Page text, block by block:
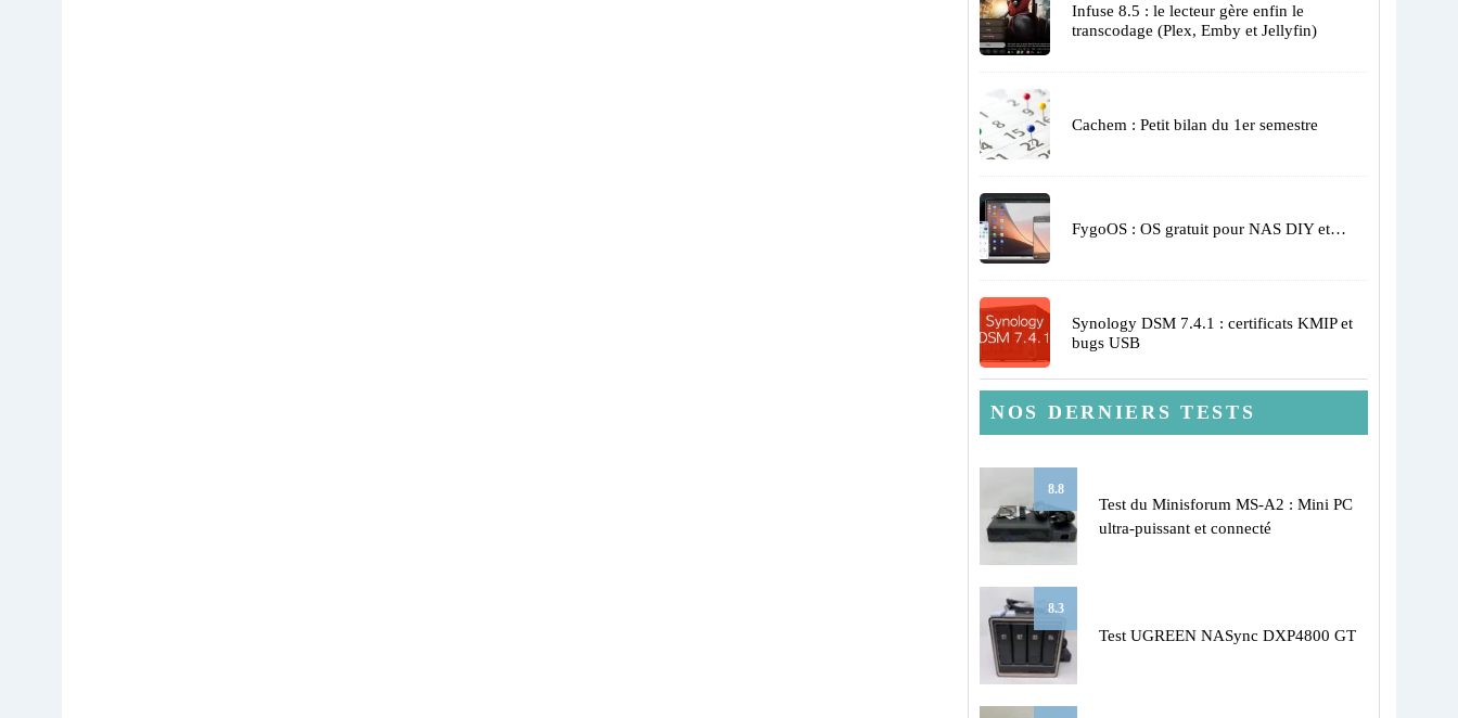
Infuse 8.5 : le lecteur gère enfin le
transcodage (Plex, Emby et Jellyfin)
Cachem : Petit bilan du 1er semestre
FygoOS : OS gratuit pour NAS DIY et…
Synology DSM 7.4.1 : certificats KMIP et
bugs USB
NOS DERNIERS TESTS
8.8
Test du Minisforum MS-A2 : Mini PC
ultra-puissant et connecté
8.3
Test UGREEN NASync DXP4800 GT